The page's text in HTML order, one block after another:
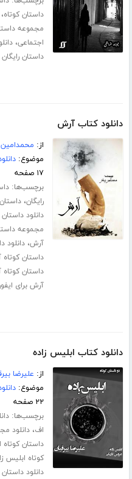
داستان کوتاه
مجموعه
اجتماعی،
داستان رایگان
دانلود کتاب آرش
از:
موضوع:
۱۷ صفحه
برچسب‌ها:
رایگان،
دانلود
مجموعه
آرش،دانلود
داستان
داستان کوتاه
آرش برای
دانلود کتاب ابلیس زاده
از: علیرضا
موضوع:
۲۲ صفحه
برچسب‌ها:
اف،دانلود
داستان کوتاه
کوتاه ابلیس
دانلود